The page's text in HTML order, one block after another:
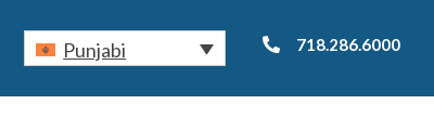
Punjabi 718.286.6000